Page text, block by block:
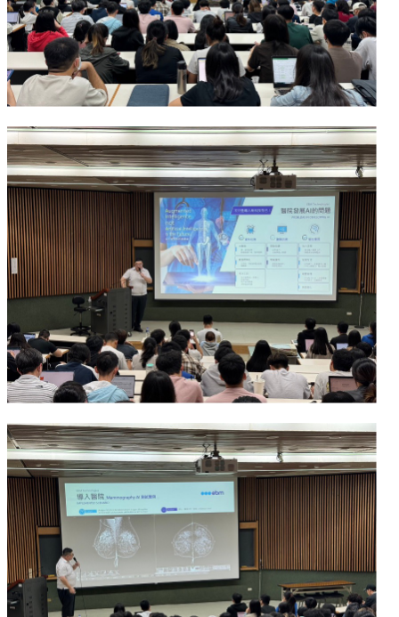
見
信
箱
English
公
事
項
關
於
醫
工
課
程
學
招
生
息
醫
工
研
究
網
站
資
源